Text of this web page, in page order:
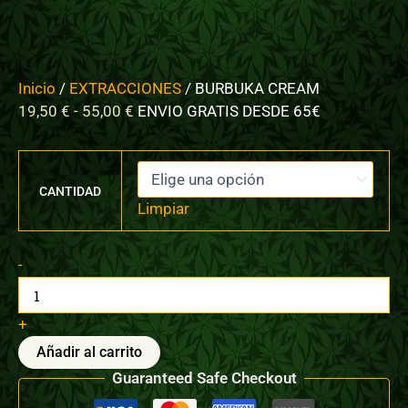
Inicio / EXTRACCIONES/ BURBUKA CREAM
19,50 € - 55,00 € ENVIO GRATIS DESDE 65€
CANTIDAD
Limpiar
-
+
Añadir al carrito
Guaranteed Safe Checkout